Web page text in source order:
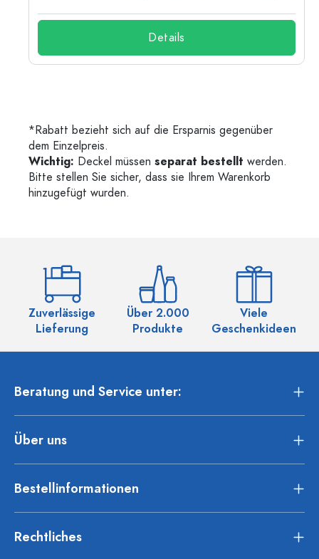
Details
*Rabatt bezieht sich auf die Ersparnis gegenüber
dem Einzelpreis.
Wichtig: Deckel müssen separat bestellt werden.
Bitte stellen Sie sicher, dass sie Ihrem Warenkorb
hinzugefügt wurden.
Zuverlässige
Lieferung
Über 2.000
Produkte
Viele
Geschenkideen
Beratung und Service unter:
Über uns
Bestellinformationen
Rechtliches